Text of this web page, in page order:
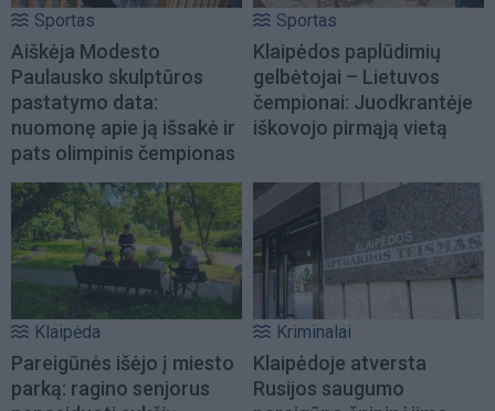
Sportas
Aiškėja Modesto
Paulausko skulptūros
pastatymo data:
nuomonę apie ją išsakė ir
pats olimpinis čempionas
Sportas
Klaipėdos paplūdimių
gelbėtojai – Lietuvos
čempionai: Juodkrantėje
iškovojo pirmąją vietą
Klaipėda
Pareigūnės išėjo į miesto
parką: ragino senjorus
Kriminalai
Klaipėdoje atversta
Rusijos saugumo